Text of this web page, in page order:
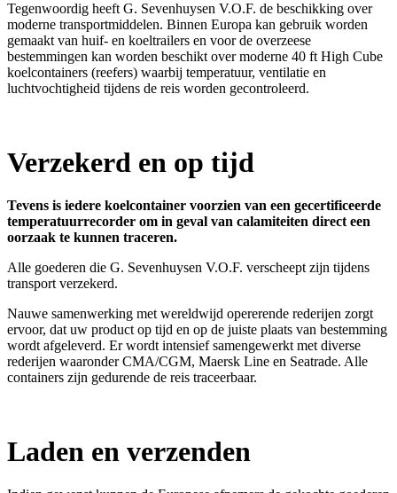
Tegenwoordig heeft G. Sevenhuysen V.O.F. de beschikking over
moderne transportmiddelen. Binnen Europa kan gebruik worden
gemaakt van huif- en koeltrailers en voor de overzeese
bestemmingen kan worden beschikt over moderne 40 ft High Cube
koelcontainers (reefers) waarbij temperatuur, ventilatie en
luchtvochtigheid tijdens de reis worden gecontroleerd.
Verzekerd en op tijd
Tevens is iedere koelcontainer voorzien van een gecertificeerde
temperatuurrecorder om in geval van calamiteiten direct een
oorzaak te kunnen traceren.
Alle goederen die G. Sevenhuysen V.O.F. verscheept zijn tijdens
transport verzekerd.
Nauwe samenwerking met wereldwijd opererende rederijen zorgt
ervoor, dat uw product op tijd en op de juiste plaats van bestemming
wordt afgeleverd. Er wordt intensief samengewerkt met diverse
rederijen waaronder CMA/CGM, Maersk Line en Seatrade. Alle
containers zijn gedurende de reis traceerbaar.
Laden en verzenden